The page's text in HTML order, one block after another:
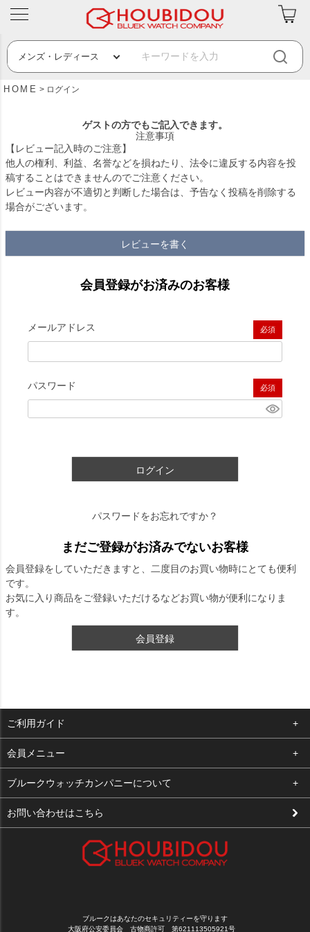
HOME ログイン
ゲストの方でもご記入できます。
注意事項
【レビュー記入時のご注意】
他人の権利、利益、名誉などを損ねたり、法令に違反する内容を投
稿することはできませんのでご注意ください。
レビュー内容が不適切と判断した場合は、予告なく投稿を削除する
場合がございます。
レビューを書く
会員登録がお済みのお客様
メールアドレス
(必須)
パスワード
(必須)
ログイン
パスワードをお忘れですか？
まだご登録がお済みでないお客様
会員登録をしていただきますと、二度目のお買い物時にとても便利
です。
お気に入り商品をご登録いただけるなどお買い物が便利になりま
す。
会員登録
ご利用ガイド
よくある質問
支払い・送料
修理依頼
会員メニュー
ログイン
お気に入り
ブルークウォッチカンパニーについて
会社概要
お問い合わせはこちら
ブルークはあなたのセキュリティーを守ります
大阪府公安委員会 古物商許可 第621113505921号